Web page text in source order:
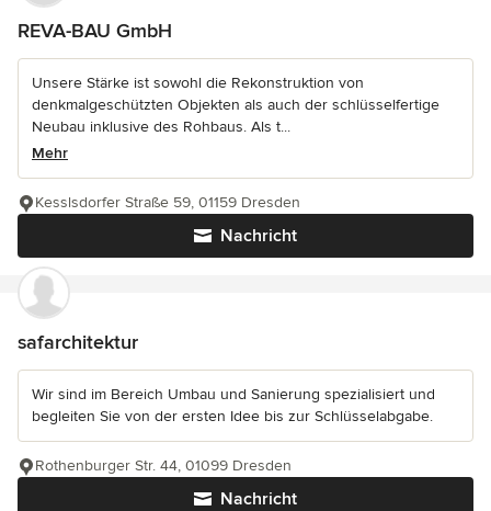
REVA-BAU GmbH
Unsere Stärke ist sowohl die Rekonstruktion von
denkmalgeschützten Objekten als auch der schlüsselfertige
Neubau inklusive des Rohbaus. Als t...
Mehr
Nachricht
Kesslsdorfer Straße 59, 01159 Dresden
safarchitektur
Wir sind im Bereich Umbau und Sanierung spezialisiert und
begleiten Sie von der ersten Idee bis zur Schlüsselabgabe.
Nachricht
Rothenburger Str. 44, 01099 Dresden